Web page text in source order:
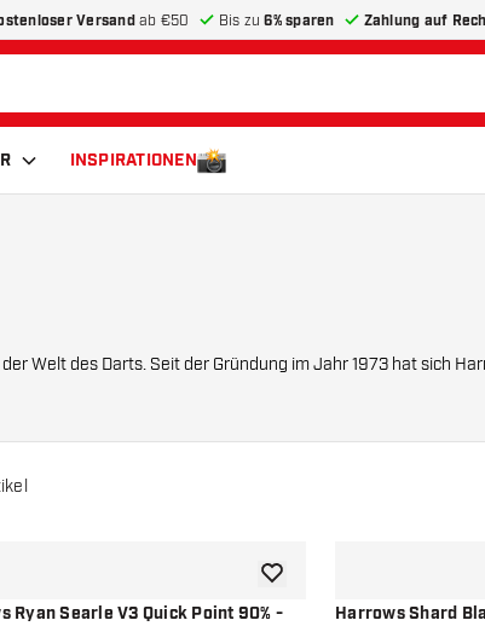
Versandab €50 Bis zu6% sparen Zahlung auf
INSPIRATIONEN
Ryan Searle V3 Quick Point 90% -
Zur Wunschliste hinzufügen
Harrows Shard